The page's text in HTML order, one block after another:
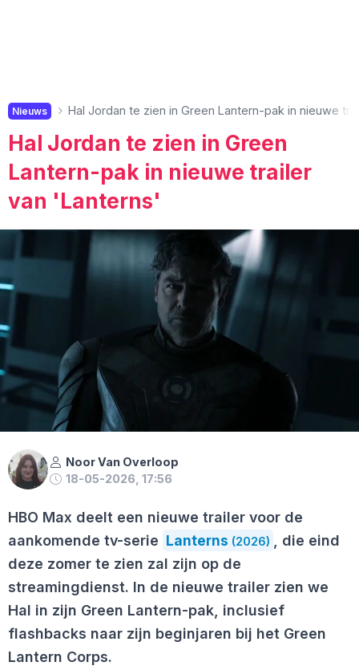
Nieuws Hal Jordan te zien in Green Lantern-pak in nieuwe
Hal Jordan te zien in Green
Lantern-pak in nieuwe trailer
van 'Lanterns'
Noor Van Overloop
18-05-2026, 17:56
HBO Max deelt een nieuwe trailer voor de
aankomende tv-serie Lanterns (2026) , die eind
deze zomer te zien zal zijn op de
streamingdienst. In de nieuwe trailer zien we
Hal in zijn Green Lantern-pak, inclusief
flashbacks naar zijn beginjaren bij het Green
Lantern Corps.